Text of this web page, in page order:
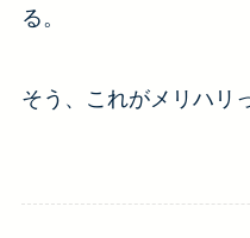
る。
そう、これがメリハリ